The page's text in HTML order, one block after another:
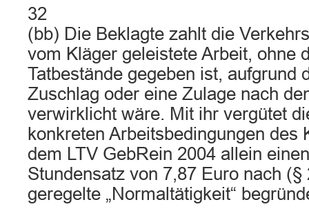
32
(bb) Die Beklagte zahlt die
vom Kläger geleistete Arbeit, ohne
Tatbestände gegeben ist, aufgrund
Zuschlag oder eine Zulage nach
verwirklicht wäre. Mit ihr vergütet
konkreten Arbeitsbedingungen des
dem LTV GebRein 2004 allein
Stundensatz von 7,87 Euro nach (§
geregelte „Normaltätigkeit“